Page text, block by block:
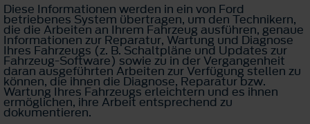
Diese Informationen werden in ein von Ford
betriebenes System übertragen, um den Technikern,
die die Arbeiten an Ihrem Fahrzeug ausführen, genaue
Informationen zur Reparatur, Wartung und Diagnose
Ihres Fahrzeugs (z. B. Schaltpläne und Updates zur
Fahrzeug-Software) sowie zu in der Vergangenheit
daran ausgeführten Arbeiten zur Verfügung stellen zu
können, die ihnen die Diagnose, Reparatur bzw.
Wartung Ihres Fahrzeugs erleichtern und es ihnen
ermöglichen, ihre Arbeit entsprechend zu
dokumentieren.